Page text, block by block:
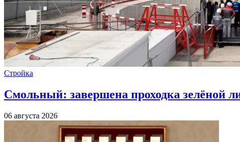
Стройка
Смольный: завершена проходка зелёной
06 августа 2026